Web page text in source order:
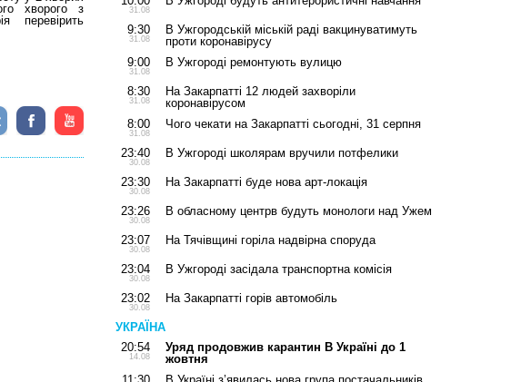
хворого з
перевірить
31.08
9:30
31.08
В Ужгородській міській раді вакцинуватимуть
проти коронавірусу
9:00
31.08
В Ужгороді ремонтують вулицю
8:30
31.08
На Закарпатті 12 людей захворіли
коронавірусом
8:00
31.08
Чого чекати на Закарпатті сьогодні, 31 серпня
23:40
30.08
В Ужгороді школярам вручили потфелики
23:30
30.08
На Закарпатті буде нова арт-локація
23:26
30.08
В обласному центрв будуть монологи над Ужем
23:07
30.08
На Тячівщині горіла надвірна споруда
23:04
30.08
В Ужгороді засідала транспортна комісія
23:02
30.08
На Закарпатті горів автомобіль
УКРАЇНА
20:54
14.08
Уряд продовжив карантин В Україні до 1
жовтня